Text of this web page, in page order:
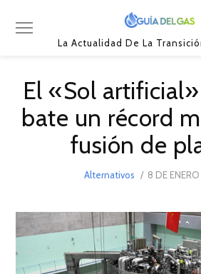
La Actualidad De La
El «Sol
bate un récord
fusión de
Alternativos
POSTED
8 DE